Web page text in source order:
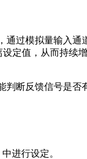
过模拟量输入
定值，从而持续
判断反馈信号是
进行设定。